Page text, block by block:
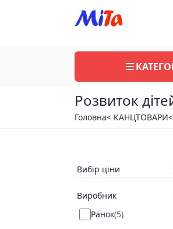
Розвиток
Головна< КАНЦТОВАРИ
Вибір ціни
Виробник
Ранок(5)